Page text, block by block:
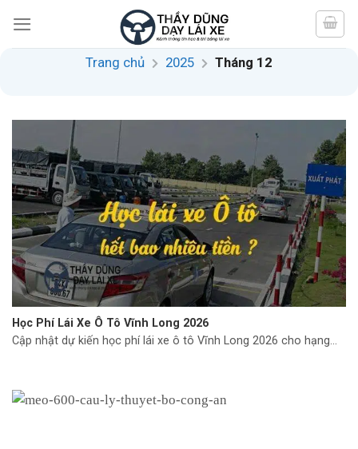
content
Trang chủ 2025 Tháng 12
Học Phí Lái Xe Ô Tô Vĩnh Long 2026
Cập nhật dự kiến học phí lái xe ô tô Vĩnh Long 2026 cho hạng...